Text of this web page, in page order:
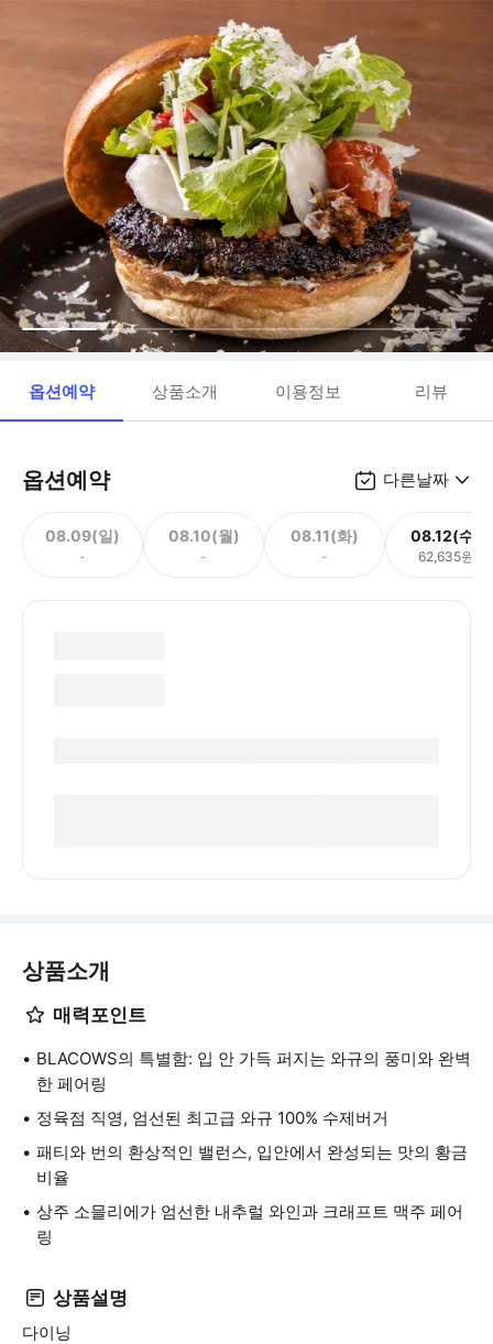
옵션예약 상품소개 이용정보 리뷰
옵션예약 다른날짜
08.09(일)
-
08.10(월)
-
08.11(화)
-
08.12(수)
62,635원
상품소개
매력포인트
BLACOWS의 특별함: 입 안 가득 퍼지는 와규의 풍미와 완벽
한 페어링
정육점 직영, 엄선된 최고급 와규 100% 수제버거
패티와 번의 환상적인 밸런스, 입안에서 완성되는 맛의 황금
비율
상주 소믈리에가 엄선한 내추럴 와인과 크래프트 맥주 페어
링
상품설명
다이닝